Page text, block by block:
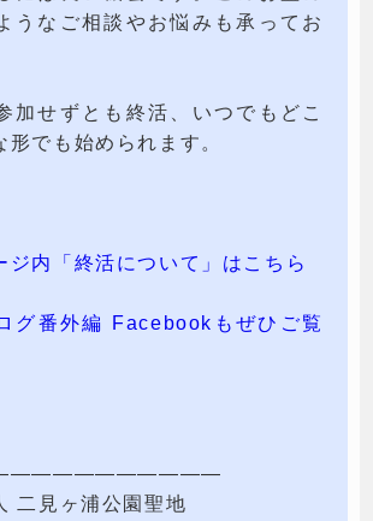
うなご相談やお悩みも承ってお
加せずとも終活、いつでもどこ
形でも始められます。
ジ内「終活について」はこちら
グ番外編 Facebookもぜひご覧
二見ヶ浦公園聖地